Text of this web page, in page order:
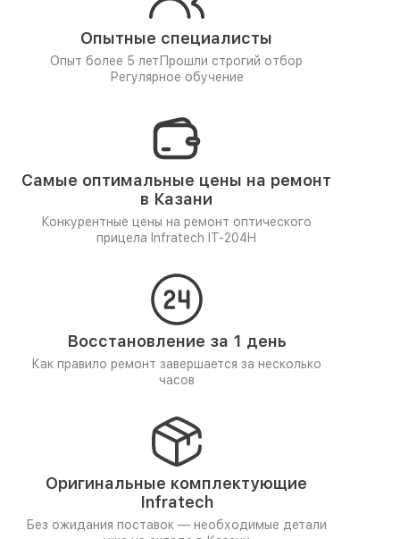
Опытные специалисты
Опыт более 5 лет Прошли строгий отбор
Регулярное обучение
Самые оптимальные цены на ремонт
в Казани
Конкурентные цены на ремонт оптического
прицела Infratech IT-204H
Восстановление за 1 день
Как правило ремонт завершается за несколько
часов
Оригинальные комплектующие
Infratech
Без ожидания поставок — необходимые детали